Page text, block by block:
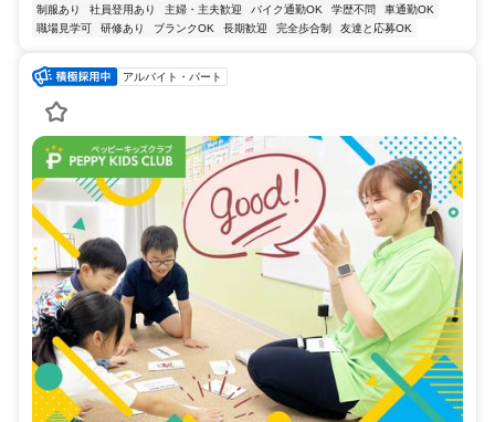
制服あり 社員登用あり 主婦・主夫歓迎 バイク通勤OK 学歴不問
車通勤OK
職場見学可
研修あり ブランクOK 長期歓迎 完全歩合制 友達と応募OK
アルバイト・パート